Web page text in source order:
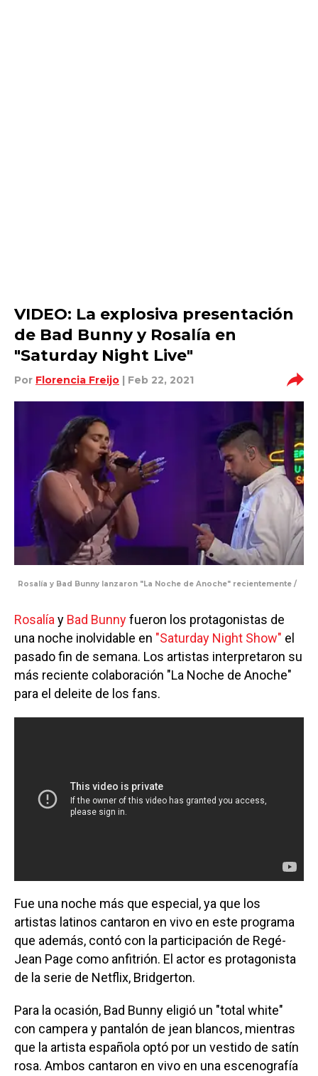
VIDEO: La explosiva presentación
de Bad Bunny y Rosalía en
"Saturday Night Live"
Por Florencia Freijo | Feb 22, 2021
Rosalía y Bad Bunny lanzaron "La Noche de Anoche" recientemente /
Rosalía y Bad Bunnyfueron los protagonistas de
una noche inolvidable en "Saturday Night Show" el
pasado fin de semana. Los artistas interpretaron su
más reciente colaboración "La Noche de Anoche"
para el deleite de los fans.
Fue una noche más que especial, ya que los
artistas latinos cantaron en vivo en este programa
que además, contó con la participación de Regé-
Jean Page como anfitrión. El actor es protagonista
de la serie de Netflix, Bridgerton.
Para la ocasión, Bad Bunny eligió un "total white"
con campera y pantalón de jean blancos, mientras
que la artista española optó por un vestido de satín
rosa. Ambos cantaron en vivo en una escenografía